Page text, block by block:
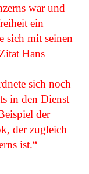
war und
ein
sich mit seinen
Hans
sich noch
in den Dienst
der
der zugleich
ist.“